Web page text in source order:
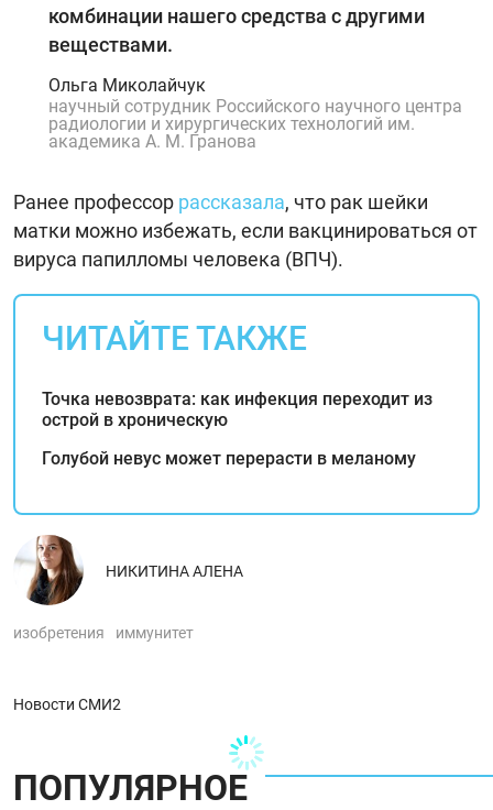
комбинации нашего средства с другими
веществами.
Ольга Миколайчук
научный сотрудник Российского научного центра
радиологии и хирургических технологий им.
академика А. М. Гранова
Ранее профессор рассказала, что рак шейки
матки можно избежать, если вакцинироваться от
вируса папилломы человека (ВПЧ).
ЧИТАЙТЕ ТАКЖЕ
Точка невозврата: как инфекция переходит из
острой в хроническую
Голубой невус может перерасти в меланому
НИКИТИНА АЛЕНА
изобретения иммунитет
Новости СМИ2
ПОПУЛЯРНОЕ